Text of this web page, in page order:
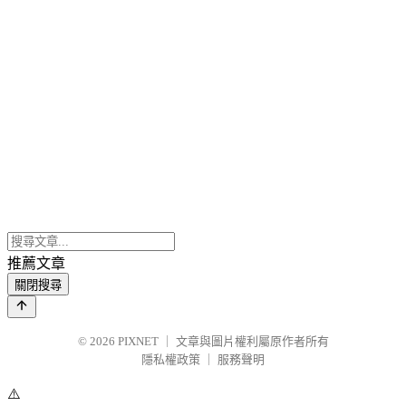
推薦文章
關閉搜尋
© 2026 PIXNET
文章與圖片權利屬原作者所有
隱私權政策
服務聲明
⚠️